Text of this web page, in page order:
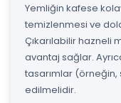
Yemliğin kafese
temizlenmesi ve
Çıkarılabilir hazneli
avantaj sağlar.
tasarımlar
edilmelidir.